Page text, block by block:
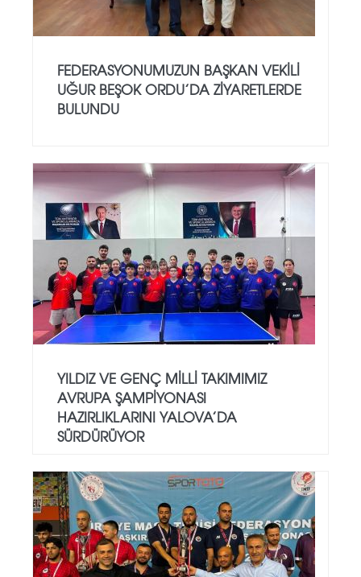
FEDERASYONUMUZUN BAŞKAN VEKILI
UĞUR BEŞOK ORDU’DA ZIYARETLERDE
BULUNDU
YILDIZ VE GENÇ MILLI TAKIMIMIZ
AVRUPA ŞAMPIYONASI
HAZIRLIKLARINI YALOVA’DA
SÜRDÜRÜYOR